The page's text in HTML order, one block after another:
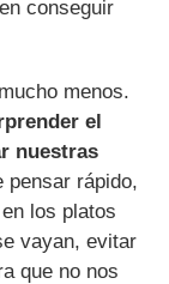
conseguir
menos.
el
nuestras
pensar rápido,
los platos
vayan, evitar
que no nos